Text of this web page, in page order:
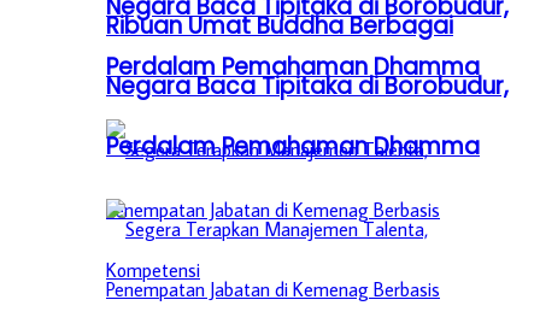
Perdalam Pemahaman Dhamma
Ribuan Umat Buddha Berbagai
Negara Baca Tipitaka di Borobudur,
Perdalam Pemahaman Dhamma